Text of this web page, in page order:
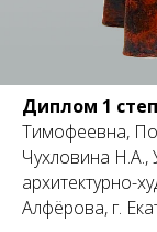
Диплом 1
Тимофеевна,
Чухловина Н.А.,
архитектурно-
Алфёрова, г.